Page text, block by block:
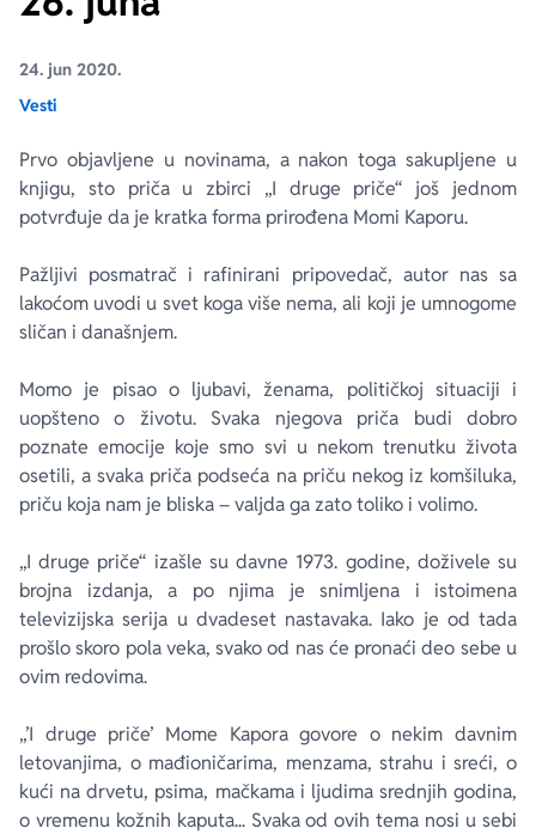
24. jun 2020.
Vesti
Prvo objavljene u novinama, a nakon toga sakupljene u
knjigu, sto priča u zbirci „I druge priče“ još jednom
potvrđuje da je kratka forma prirođena Momi Kaporu.
Pažljivi posmatrač i rafinirani pripovedač, autor nas sa
lakoćom uvodi u svet koga više nema, ali koji je umnogome
sličan i današnjem.
Momo je pisao o ljubavi, ženama, političkoj situaciji i
uopšteno o životu. Svaka njegova priča budi dobro
poznate emocije koje smo svi u nekom trenutku života
osetili, a svaka priča podseća na priču nekog iz komšiluka,
priču koja nam je bliska – valjda ga zato toliko i volimo.
„I druge priče“ izašle su davne 1973. godine, doživele su
brojna izdanja, a po njima je snimljena i istoimena
televizijska serija u dvadeset nastavaka. Iako je od tada
prošlo skoro pola veka, svako od nas će pronaći deo sebe u
ovim redovima.
„’I druge priče’ Mome Kapora govore o nekim davnim
letovanjima, o mađioničarima, menzama, strahu i sreći, o
kući na drvetu, psima, mačkama i ljudima srednjih godina,
o vremenu kožnih kaputa... Svaka od ovih tema nosi u sebi
Ekranizovane knjige
E-knjige
Autori
Poezija
Biografija
Bojan Ljubenović
Milica Jakovljević Mir-Jam
Peter Handke
Elif Šafak